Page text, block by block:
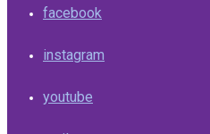
facebook
instagram
youtube